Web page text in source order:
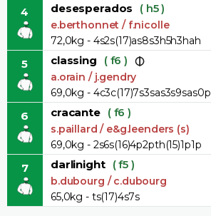
4 desesperados ( h5 )
e.berthonnet / f.nicolle
72,0kg - 4s2s(17)as8s3h5h3hah
5 classing ( f6 )
a.orain / j.gendry
69,0kg - 4c3c(17)7s3sas3s9sas0p
6 cracante ( f6 )
s.paillard / e&g.leenders (s)
69,0kg - 2s6s(16)4p2pth(15)1p1p
7 darlinight ( f5 )
b.dubourg / c.dubourg
65,0kg - ts(17)4s7s